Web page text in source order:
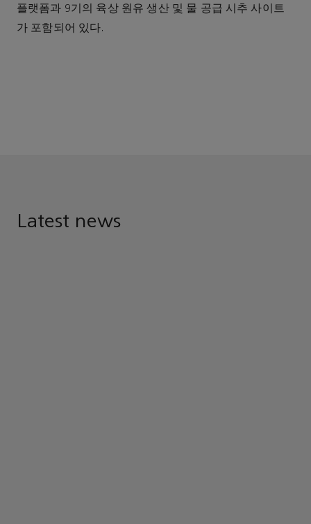
플랫폼과 9기의 육상 원유 생산 및 물 공급 시추 사이트
가 포함되어 있다.
Latest news